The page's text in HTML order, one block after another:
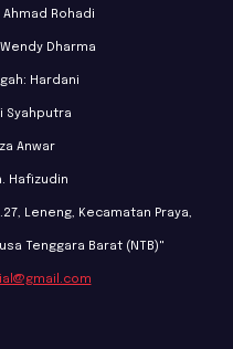
Rohadi
Dharma
Hardani
Syahputra
Anwar
Hafizudin
Leneng, Kecamatan Praya,
Tenggara Barat (NTB)"